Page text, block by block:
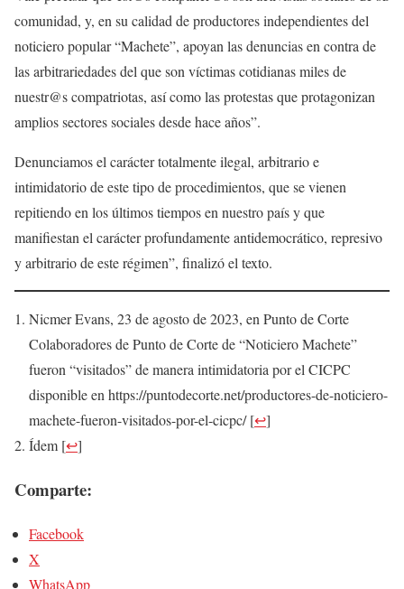
comunidad, y, en su calidad de productores independientes del
noticiero popular “Machete”, apoyan las denuncias en contra de
las arbitrariedades del que son víctimas cotidianas miles de
nuestr@s compatriotas, así como las protestas que protagonizan
amplios sectores sociales desde hace años”.
Denunciamos el carácter totalmente ilegal, arbitrario e
intimidatorio de este tipo de procedimientos, que se vienen
repitiendo en los últimos tiempos en nuestro país y que
manifiestan el carácter profundamente antidemocrático, represivo
y arbitrario de este régimen”, finalizó el texto.
Nicmer Evans, 23 de agosto de 2023, en Punto de Corte
Colaboradores de Punto de Corte de “Noticiero Machete”
fueron “visitados” de manera intimidatoria por el CICPC
disponible en https://puntodecorte.net/productores-de-noticiero-
machete-fueron-visitados-por-el-cicpc/[↩]
Ídem [↩]
Comparte:
Facebook
X
WhatsApp